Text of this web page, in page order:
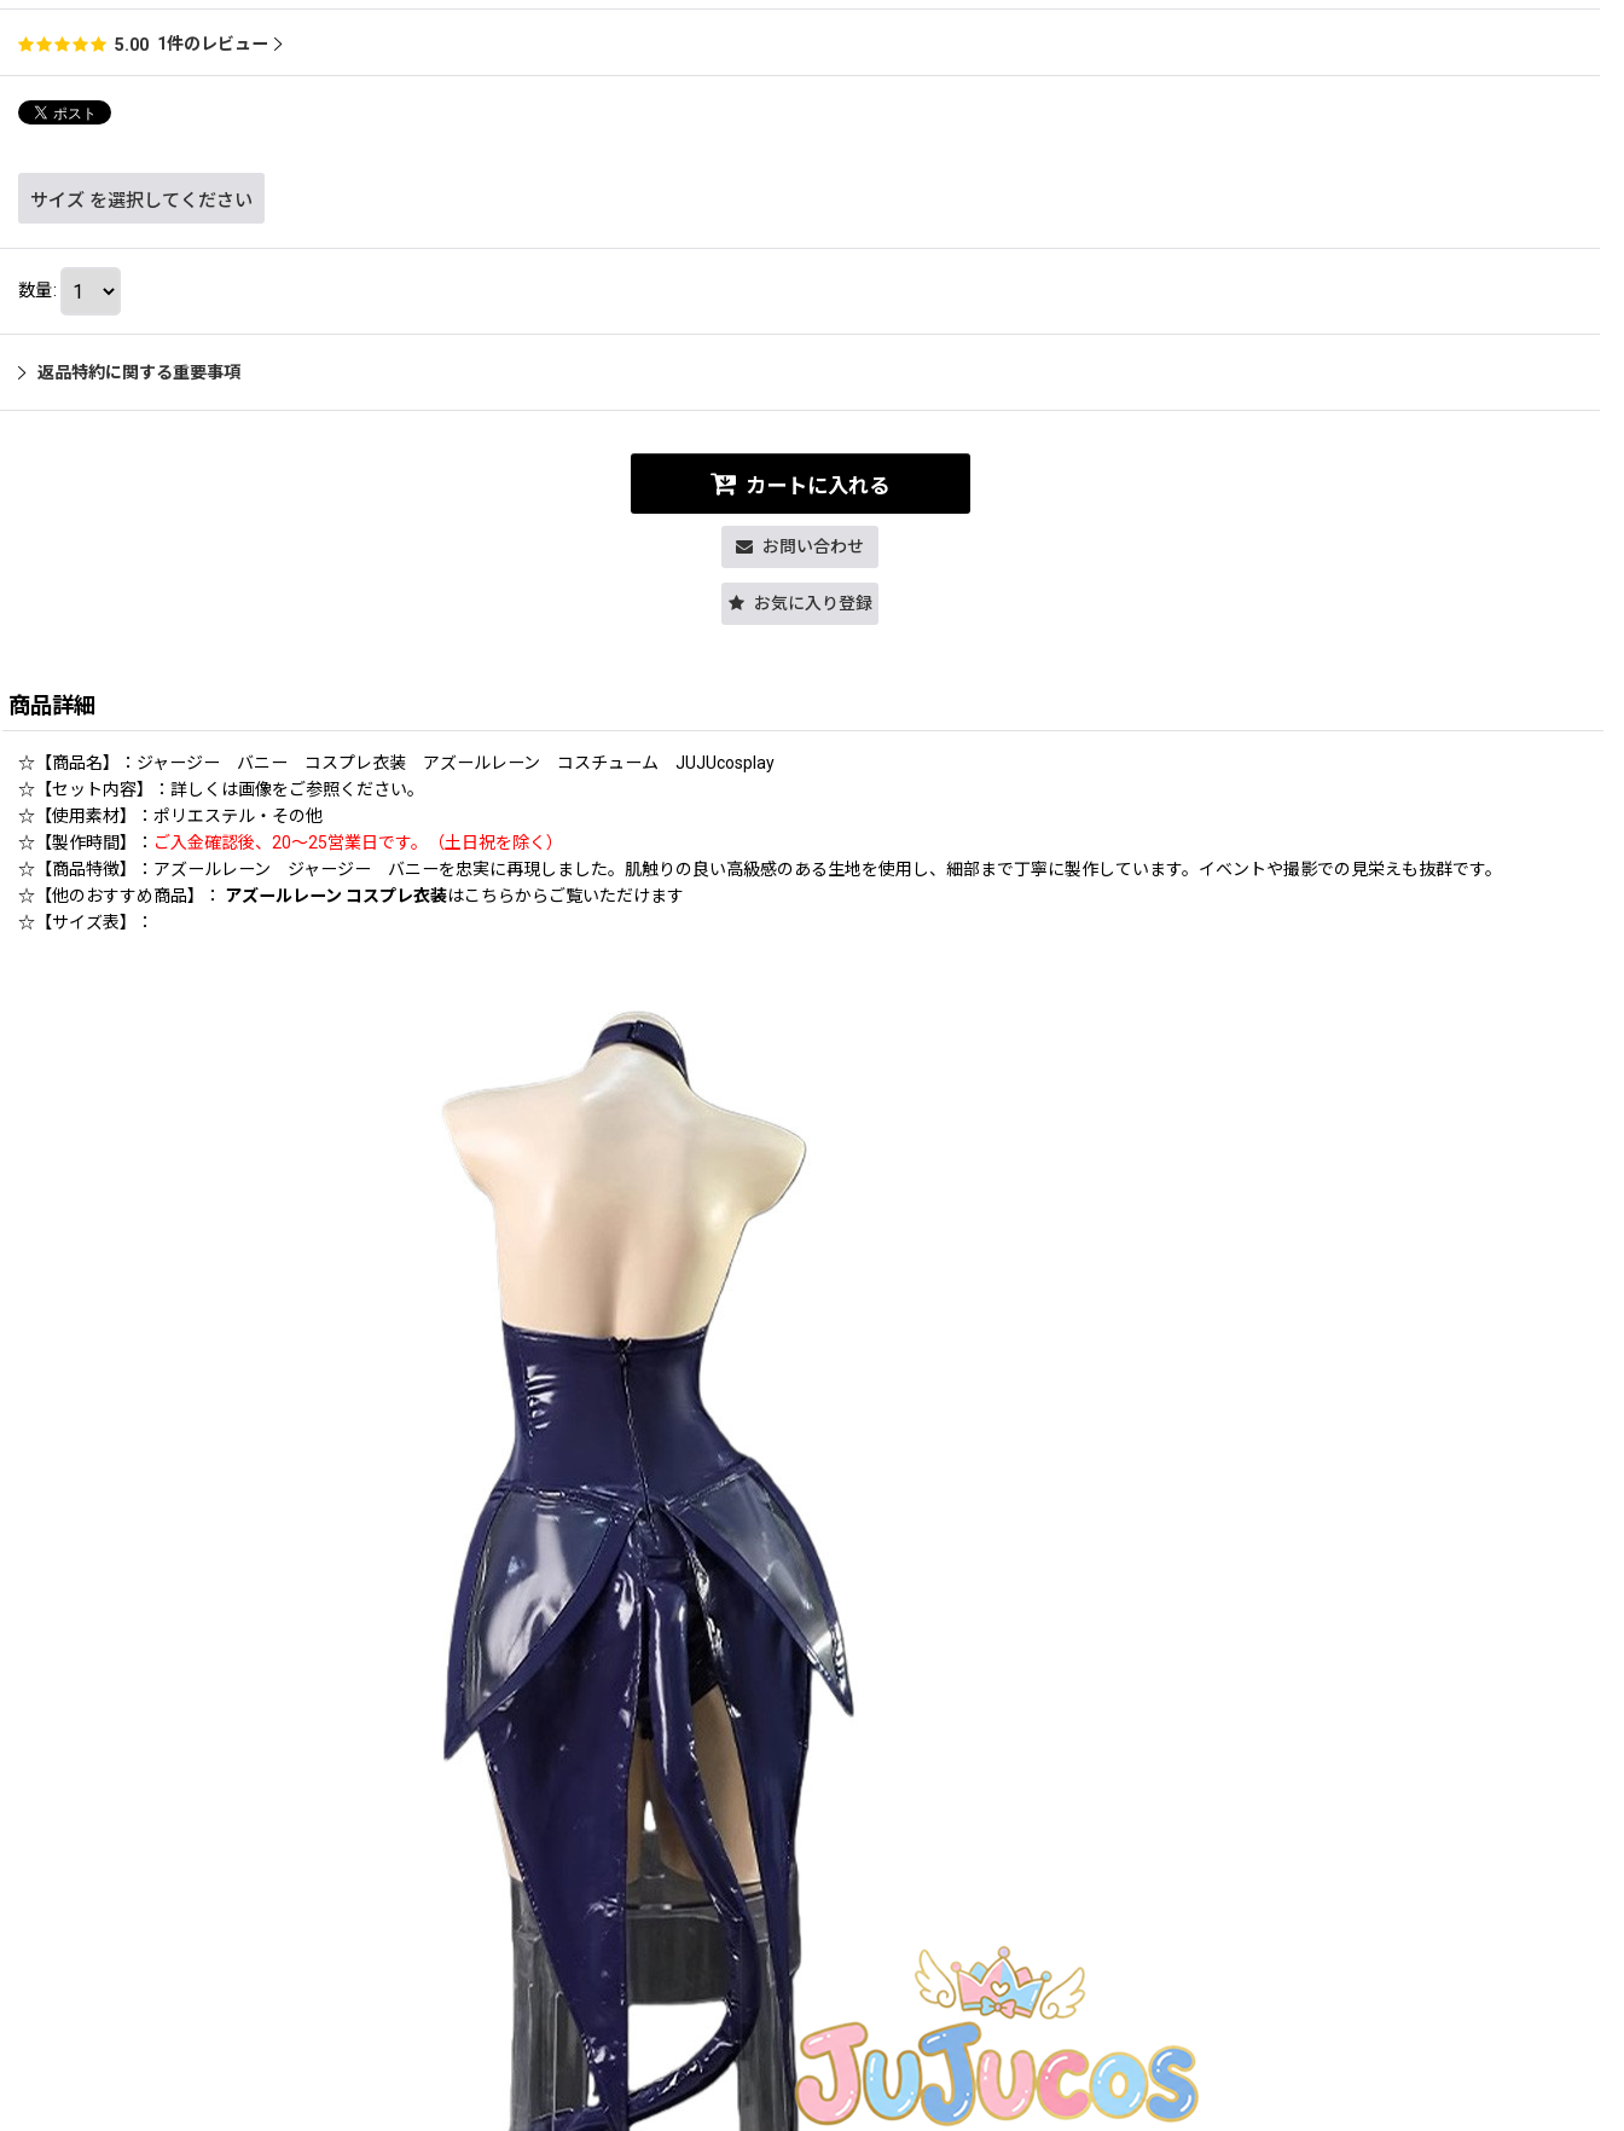
5.00 1件のレビュー
サイズ を選択してください
数量:
返品特約に関する重要事項
カートに入れる
お問い合わせ
お気に入り登録
商品詳細
☆【商品名】：ジャージー バニー コスプレ衣装 アズールレーン コスチューム JUJUcosplay
☆【セット内容】：詳しくは画像をご参照ください。
☆【使用素材】：ポリエステル・その他
☆【製作時間】： ご入金確認後、20〜25営業日です。（土日祝を除く）
☆【商品特徴】：アズールレーン ジャージー バニーを忠実に再現しました。肌触りの良い高級感のある生地を使用し、細部まで丁寧に製作しています。イベントや撮影での見栄えも抜群です。
☆【他のおすすめ商品】：
アズールレーン コスプレ衣装はこちらからご覧いただけます
☆【サイズ表】：